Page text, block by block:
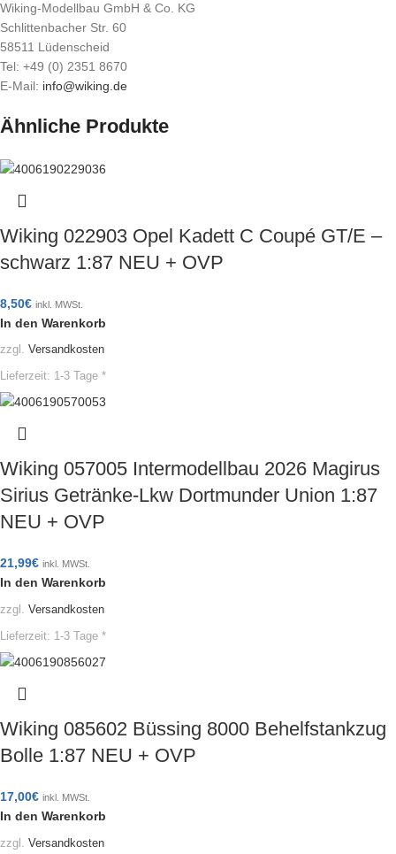
Wiking-Modellbau GmbH & Co. KG
Schlittenbacher Str. 60
58511 Lüdenscheid
Tel: +49 (0) 2351 8670
E-Mail: info@wiking.de
Ähnliche Produkte
Wiking 022903 Opel Kadett C Coupé GT/E –
schwarz 1:87 NEU + OVP
8,50€ inkl. MWSt.
In den Warenkorb
zzgl. Versandkosten
Lieferzeit: 1-3 Tage *
Wiking 057005 Intermodellbau 2026 Magirus
Sirius Getränke-Lkw Dortmunder Union 1:87
NEU + OVP
21,99€ inkl. MWSt.
In den Warenkorb
zzgl. Versandkosten
Lieferzeit: 1-3 Tage *
Wiking 085602 Büssing 8000 Behelfstankzug
Bolle 1:87 NEU + OVP
17,00€ inkl. MWSt.
In den Warenkorb
zzgl. Versandkosten